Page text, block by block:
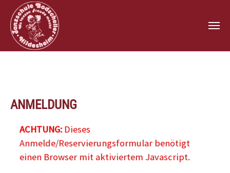
ANMELDUNG
ACHTUNG: Dieses
Anmelde/Reservierungsformular benötigt
einen Browser mit aktiviertem Javascript.